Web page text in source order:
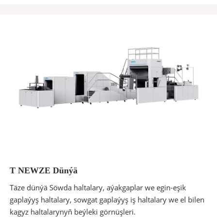
T NEWZE Dünýä
Täze dünýä Söwda haltalary, aýakgaplar we egin-eşik
gaplaýyş haltalary, sowgat gaplaýyş iş haltalary we el bilen
kagyz haltalarynyň beýleki görnüşleri.